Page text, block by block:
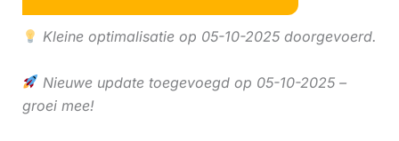
Kleine optimalisatie op 05-10-2025 doorgevoerd.
Nieuwe update toegevoegd op 05-10-2025 –
groei mee!